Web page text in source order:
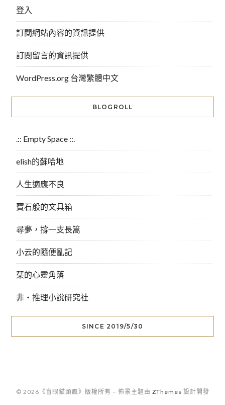
登入
訂閱網站內容的資訊提供
訂閱留言的資訊提供
WordPress.org 台灣繁體中文
BLOGROLL
.:: Empty Space ::.
elish的蘇哈地
人生適應不良
寶石般的文具箱
尋夢，撐一支長篙
小云的隨便亂記
栞的心靈角落
非‧推理小說研究社
SINCE 2019/5/30
© 2026《盲眼貓頭鷹》版權所有 – 佈景主題由 ZThemes 設計開發